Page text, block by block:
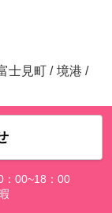
士見町 / 境港 /
：00~18：00